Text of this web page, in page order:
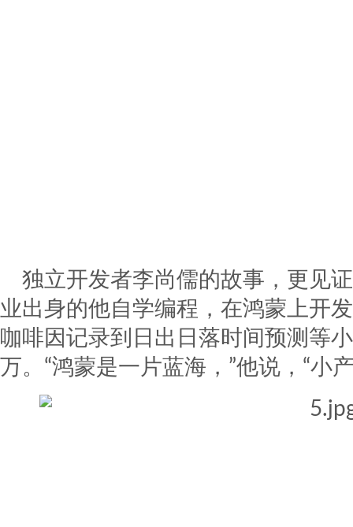
独立开发者李尚儒的故事，更见
业出身的他自学编程，在鸿蒙上开
咖啡因记录到日出日落时间预测等
万。“鸿蒙是一片蓝海，”他说，“小